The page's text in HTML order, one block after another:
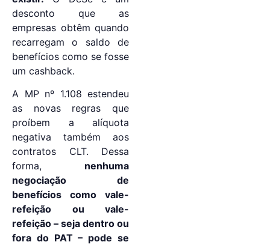
desconto que as
empresas obtêm quando
recarregam o saldo de
benefícios como se fosse
um cashback.
A MP nº 1.108 estendeu
as novas regras que
proíbem a alíquota
negativa também aos
contratos CLT. Dessa
forma, nenhuma
negociação de
benefícios como vale-
refeição ou vale-
refeição – seja dentro ou
fora do PAT – pode se